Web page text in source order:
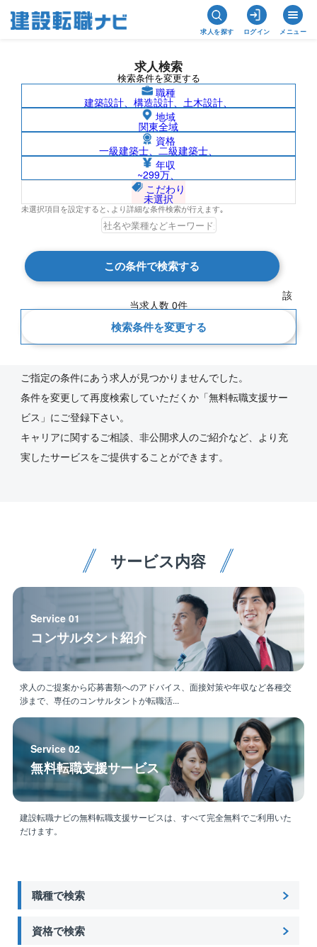
求人を探す ログイン メニュー
求人検索
検索条件を変更する
職種
建築設計、構造設計、土木設計、
地域
関東全域
資格
一級建築士、二級建築士、
年収
~299万、
こだわり
未選択
未選択項目を設定すると､より詳細な条件検索が行えます｡
この条件で検索する
該
当求人数 0件
検索条件を変更する
鹿児島県/株式会社北陸電気工事の求人検
索結果一覧
新着順
ご指定の条件にあう求人が見つかりませんでした。
条件を変更して再度検索していただくか「無料転職支援サー
ビス」にご登録下さい。
キャリアに関するご相談、非公開求人のご紹介など、より充
実したサービスをご提供することができます。
サービス内容
Service 01
コンサルタント紹介
求人のご提案から応募書類へのアドバイス、面接対策や年収など各種交
渉まで、専任のコンサルタントが転職活...
Service 02
無料転職支援サービス
建設転職ナビの無料転職支援サービスは、すべて完全無料でご利用いた
だけます。
職種で検索
資格で検索